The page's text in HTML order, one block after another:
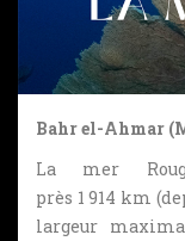
Bahr el-Ahmar
La mer
près 1 914 km
largeur